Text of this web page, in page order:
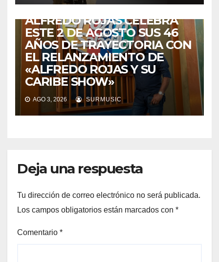
DE VUELTA A CASA:
ALFREDO ROJAS CELEBRA
ESTE 2 DE AGOSTO SUS 46
AÑOS DE TRAYECTORIA CON
EL RELANZAMIENTO DE
«ALFREDO ROJAS Y SU
CARIBE SHOW»
AGO 3, 2026 SURMUSIC
Deja una respuesta
Tu dirección de correo electrónico no será publicada.
Los campos obligatorios están marcados con *
Comentario *